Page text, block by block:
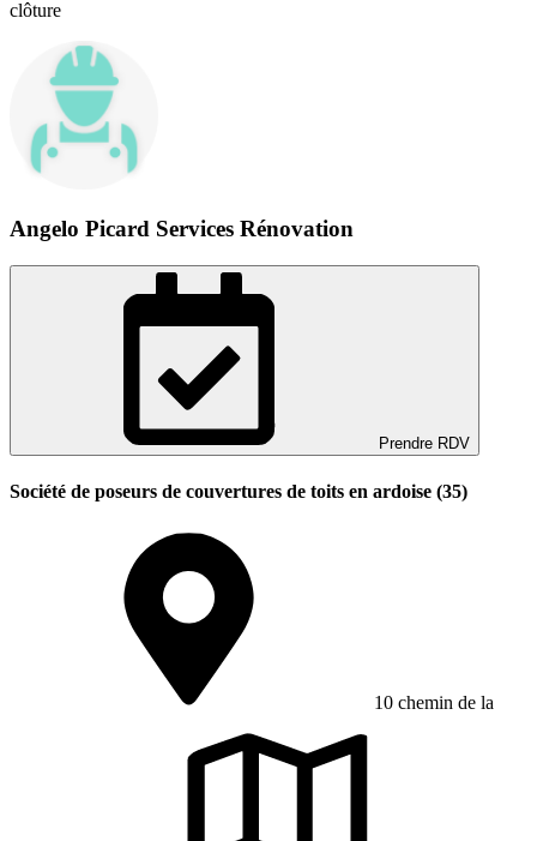
clôture
Angelo Picard Services Rénovation
Prendre RDV
Société de poseurs de couvertures de toits en ardoise (35)
10 chemin de la